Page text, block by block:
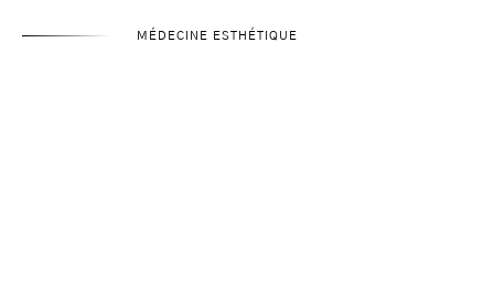
MÉDECINE ESTHÉTIQUE